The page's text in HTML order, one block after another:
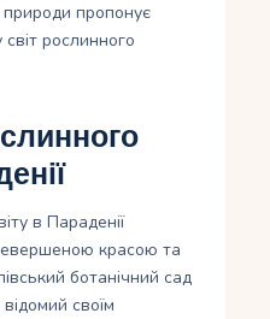
природи пропонує
рослинного
в Параденії
красою та
ботанічний сад
своїм